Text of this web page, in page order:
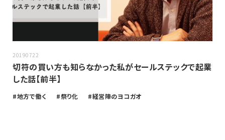
20190722
切符の買い方も知らなかった私がセールステックで起業
した話【前半】
地方で働く 祭り化 経営陣のヨコガオ